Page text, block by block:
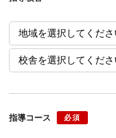
指導コース 必須